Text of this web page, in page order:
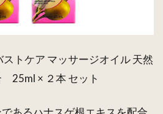
トケア マッサージオイル 天然
25ml × ２本 セット